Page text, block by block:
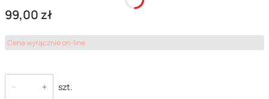
Cena
99,00 zł
Cena wyłącznie on-line
szt.